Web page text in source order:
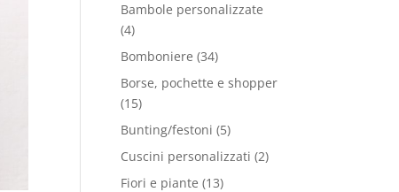
Bambole personalizzate
(4)
Bomboniere (34)
Borse, pochette e shopper
(15)
Bunting/festoni (5)
Cuscini personalizzati (2)
Fiori e piante (13)